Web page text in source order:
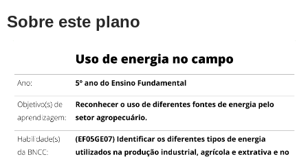
Sobre este plano